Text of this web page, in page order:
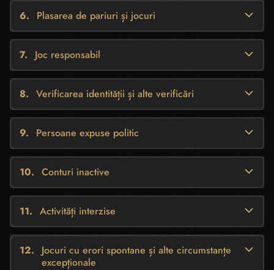
Plasarea de pariuri și jocuri
Joc responsabil
Verificarea identității și alte verificări
Persoane expuse politic
Conturi inactive
Activități interzise
Jocuri cu erori spontane și alte circumstanțe
excepționale